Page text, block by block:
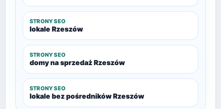
STRONY SEO
lokale Rzeszów
STRONY SEO
domy na sprzedaż Rzeszów
STRONY SEO
lokale bez pośredników Rzeszów